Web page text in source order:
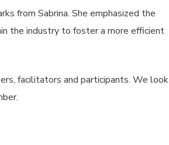
from Sabrina. She emphasized the
the industry to foster a more efficient
facilitators and participants. We look